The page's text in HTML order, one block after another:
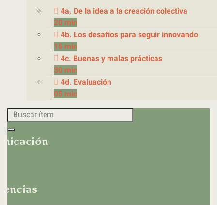
4a. De la idea a la creación colectiva
20 min
4b. Los desafíos para seguir innovando
15 min
4c. Buenas y malas prácticas
30 min
4d. Evaluación
05 min